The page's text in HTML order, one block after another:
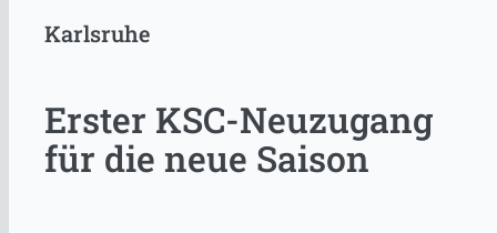
Karlsruhe
Erster KSC-Neuzugang
für die neue Saison